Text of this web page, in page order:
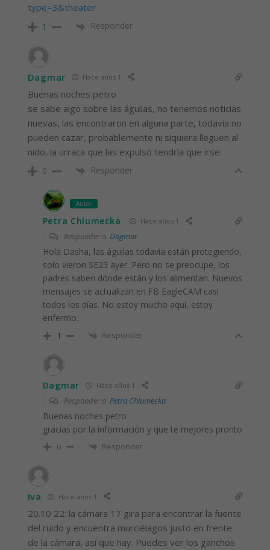
type=3&theater
1 Responder
Dagmar Hace años 1
Buenas noches petro
se sabe algo sobre las águilas, no tenemos noticias
nuevas, las encontraron en alguna parte, todavía no
pueden cazar, probablemente ni siquiera lleguen al
nido, la urraca que las expulsó tendría que irse.
0 Responder
Autor
Petra Chlumecka Hace años 1
Responder a Dagmar
Hola Dasha, las águilas todavía están protegiendo,
solo vieron SE23 ayer. Pero no se preocupe, los
padres saben dónde están y los alimentan. Nuevos
mensajes se actualizan en FB EagleCAM casi
todos los días. No estoy mucho aquí, estoy
enfermo.
1 Responder
Dagmar Hace años 1
Responder a Petra Chlumecka
Buenas noches petro
gracias por la información y que te mejores pronto
0 Responder
Iva Hace años 1
20.10 22: la cámara 17 gira para encontrar la fuente
del ruido y encuentra murciélagos justo en frente
de la cámara, así que hay. Puedes ver los ganchos